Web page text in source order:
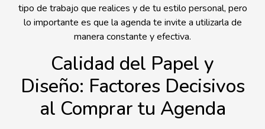
tipo de trabajo que realices y de tu estilo personal, pero
lo importante es que la agenda te invite a utilizarla de
manera constante y efectiva.
Calidad del Papel y
Diseño: Factores Decisivos
al Comprar tu Agenda